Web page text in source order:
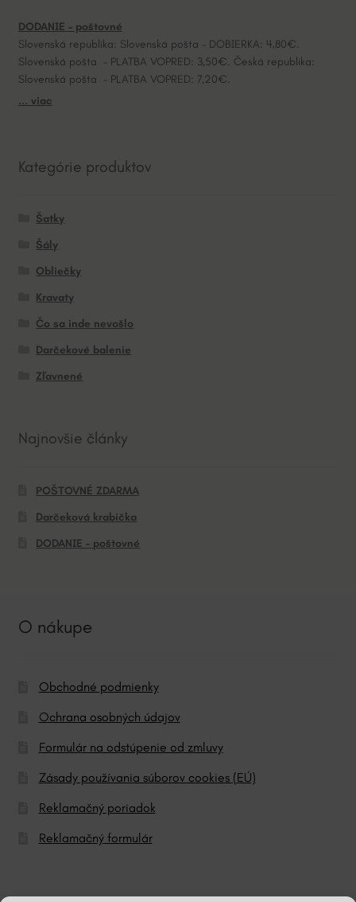
DODANIE – poštovné
Slovenská republika: Slovenská pošta – DOBIERKA: 4,80€.
Slovenská pošta – PLATBA VOPRED: 3,50€. Česká republika:
Slovenská pošta – PLATBA VOPRED: 7,20€.
... viac
Kategórie produktov
Šatky
Šály
Obliečky
Kravaty
Čo sa inde nevošlo
Darčekové balenie
Zľavnené
Najnovšie články
POŠTOVNÉ ZDARMA
Darčeková krabička
DODANIE – poštovné
O nákupe
Obchodné podmienky
Ochrana osobných údajov
Formulár na odstúpenie od zmluvy
Zásady používania súborov cookies (EÚ)
Reklamačný poriadok
Reklamačný formulár